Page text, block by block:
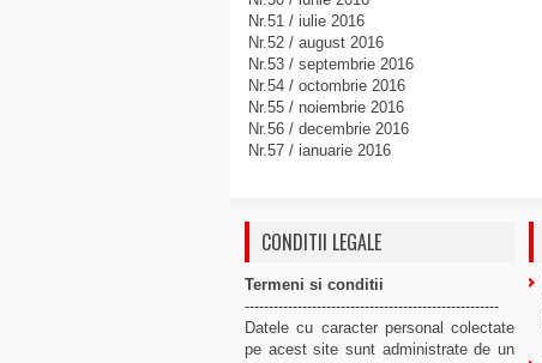
Nr.51 / iulie 2016
Nr.52 / august 2016
Nr.53 / septembrie 2016
Nr.54 / octombrie 2016
Nr.55 / noiembrie 2016
Nr.56 / decembrie 2016
Nr.57 / ianuarie 2016
CONDITII LEGALE
Termeni si conditii
-----------------------------------------------------
Datele cu caracter personal colectate
pe acest site sunt administrate de un